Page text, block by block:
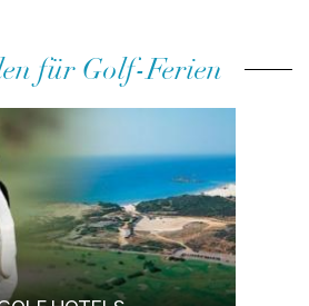
für Golf-Ferien